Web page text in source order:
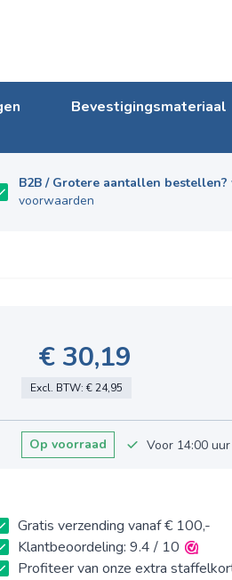
Bevestigingsmateriaal
B2B / Grotere aantallen bestellen?
voorwaarden
€ 30,19
Excl. BTW: € 24,95
Op voorraad Voor 14:00
Gratis verzending vanaf € 100,-
Klantbeoordeling: 9.4 / 10
Profiteer van onze extra